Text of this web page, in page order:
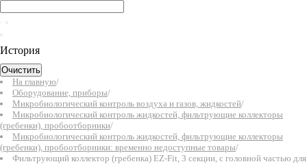
История
Очистить
На главную/
Оборудование, приборы/
Микробиологический контроль воздуха и газов, жидкостей/
Микробиологический контроль жидкостей, фильтрующие коллекторы
(гребенки), пробоотборники/
Микробиологический контроль жидкостей, фильтрующие коллекторы
(гребенки), пробоотборники: временно недоступные товары/
Фильтрующий коллектор (гребенка) EZ-Fit, 3 секции, с головной частью для